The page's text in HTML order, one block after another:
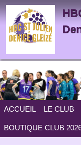
ACCUEIL LE CLUB
BOUTIQUE CLUB
Panneau de gestion